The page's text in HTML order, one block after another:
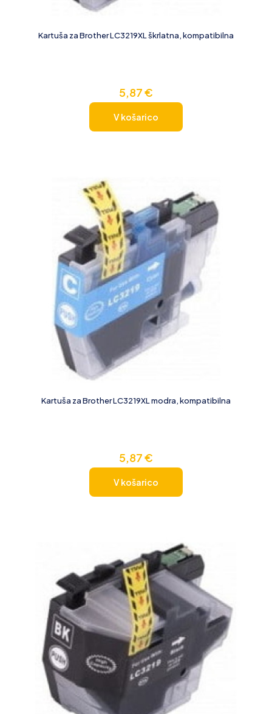
Kartuša za Brother LC3219XL škrlatna, kompatibilna
5,87€
V košarico
Kartuša za Brother LC3219XL modra, kompatibilna
5,87€
V košarico